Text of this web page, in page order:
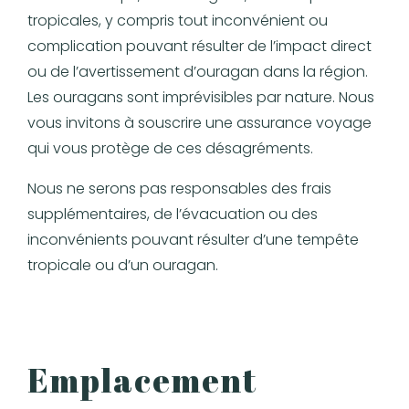
tropicales, y compris tout inconvénient ou
complication pouvant résulter de l’impact direct
ou de l’avertissement d’ouragan dans la région.
Les ouragans sont imprévisibles par nature. Nous
vous invitons à souscrire une assurance voyage
qui vous protège de ces désagréments.
Nous ne serons pas responsables des frais
supplémentaires, de l’évacuation ou des
inconvénients pouvant résulter d’une tempête
tropicale ou d’un ouragan.
Emplacement